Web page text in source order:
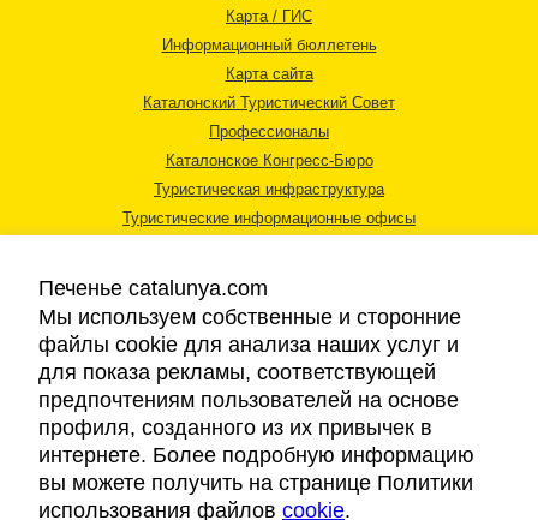
Карта / ГИС
Информационный бюллетень
Карта сайта
Каталонский Туристический Совет
Профессионалы
Каталонское Конгресс-Бюро
Туристическая инфраструктура
Туристические информационные офисы
Правовая информация
Cookies
Доступность
Печенье catalunya.com
Мы используем собственные и сторонние
файлы cookie для анализа наших услуг и
для показа рекламы, соответствующей
предпочтениям пользователей на основе
профиля, созданного из их привычек в
интернете. Более подробную информацию
вы можете получить на странице Политики
использования файлов cookie.